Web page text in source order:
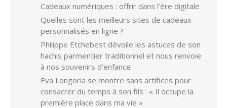
Cadeaux numériques : offrir dans l’ère digitale
Quelles sont les meilleurs sites de cadeaux
personnalisés en ligne ?
Philippe Etchebest dévoile les astuces de son
hachis parmentier traditionnel et nous renvoie
à nos souvenirs d’enfance
Eva Longoria se montre sans artifices pour
consacrer du temps à son fils : « Il occupe la
première place dans ma vie »